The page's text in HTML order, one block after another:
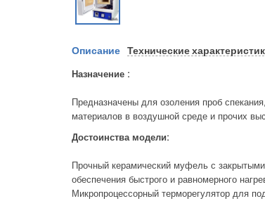
Описание Технические
Назначение :
Предназначены для озоления проб
материалов в воздушной среде и прочих
Достоинства модели:
Прочный керамический муфель с
обеспечения быстрого и равномерного
Микропроцессорный терморегулятор для